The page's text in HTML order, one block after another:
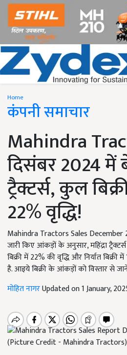
Home
कंपनी समाचार
Mahindra
दिसंबर 2024 में
ट्रैक्टर्स, कुल
22% वृद्धि!
Mahindra Tractors Sales December
जारी किए आंकड़ों के अनुसार, महिंद्रा
बिक्री में 22% की वृद्धि और निर्यात
है. आइये बिक्री के आंकड़ों को विस्तार से
मोहित नागरUpdated on 1 January,
(Picture Credit - Mahindra Tractors)